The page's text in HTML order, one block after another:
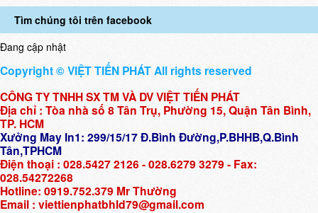
Tìm chúng tôi trên facebook
Đang cập nhật
Copyright © VIỆT TIẾN PHÁT All rights reserved
CÔNG TY TNHH SX TM VÀ DV VIỆT TIẾN PHÁT
Địa chỉ : Tòa nhà số 8 Tân Trụ, Phường 15, Quận Tân Bình,
TP. HCM
Xưởng May In1: 299/15/17 Đ.Bình Đường,P.BHHB,Q.Bình
Tân,TPHCM
Điện thoại : 028.5427 2126 - 028.6279 3279 - Fax:
028.54272268
Hotline: 0919.752.379 Mr Thường
Email : viettienphatbhld79@gmail.com